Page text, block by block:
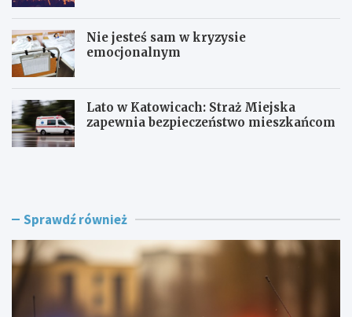
Nie jesteś sam w kryzysie
emocjonalnym
Lato w Katowicach: Straż Miejska
zapewnia bezpieczeństwo mieszkańcom
P
j
w
R
a
c
O
s
i
v
a
l
Sprawdź również